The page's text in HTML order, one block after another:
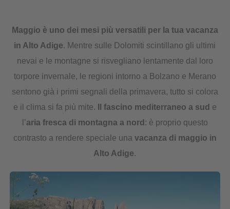
Maggio è uno dei mesi più versatili per la tua vacanza
in Alto Adige. Mentre sulle Dolomiti scintillano gli ultimi
nevai e le montagne si risvegliano lentamente dal loro
torpore invernale, le regioni intorno a Bolzano e Merano
sentono già i primi segnali della primavera, tutto si colora
e il clima si fa più mite.
Il fascino mediterraneo a sud e
l’aria fresca di montagna a nord : è proprio questo
contrasto a rendere speciale una vacanza di maggio in
Alto Adige.